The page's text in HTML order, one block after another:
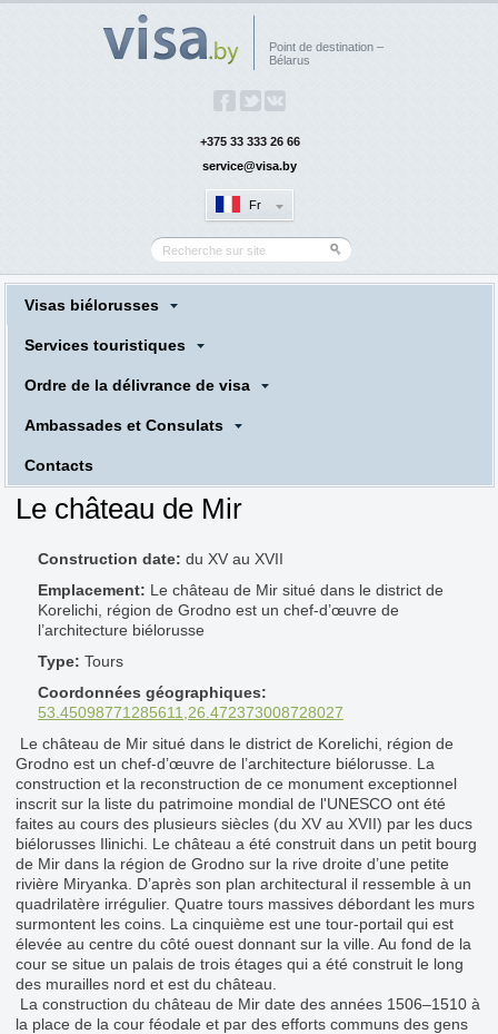
Point de destination –
Bélarus
+375 33 333 26 66
service@visa.by
Fr
Visas biélorusses
Services touristiques
Ordre de la délivrance de visa
Ambassades et Consulats
Сontacts
Le château de Mir
Construction date: du XV au XVII
Emplacement: Le château de Mir situé dans le district de
Korelichi, région de Grodno est un chef-d’œuvre de
l’architecture biélorusse
Type: Tours
Coordonnées géographiques:
53.45098771285611,26.472373008728027
Le château de Mir situé dans le district de Korelichi, région de
Grodno est un chef-d’œuvre de l’architecture biélorusse. La
construction et la reconstruction de ce monument exceptionnel
inscrit sur la liste du patrimoine mondial de l'UNESCO ont été
faites au cours des plusieurs siècles (du XV au XVII) par les ducs
biélorusses Ilinichi. Le château a été construit dans un petit bourg
de Mir dans la région de Grodno sur la rive droite d’une petite
rivière Miryanka. D’après son plan architectural il ressemble à un
quadrilatère irrégulier. Quatre tours massives débordant les murs
surmontent les coins. La cinquième est une tour-portail qui est
élevée au centre du côté ouest donnant sur la ville. Au fond de la
cour se situe un palais de trois étages qui a été construit le long
des murailles nord et est du château.
La construction du château de Mir date des années 1506–1510 à
la place de la cour féodale et par des efforts communs des gens